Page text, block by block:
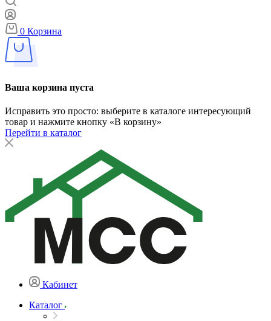
0 Корзина
Ваша корзина пуста
Исправить это просто: выберите в каталоге интересующий
товар и нажмите кнопку «В корзину»
Перейти в каталог
Кабинет
Каталог